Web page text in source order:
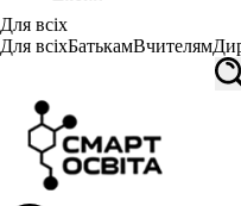
Для всіх
Для всіхБатькамВчителям